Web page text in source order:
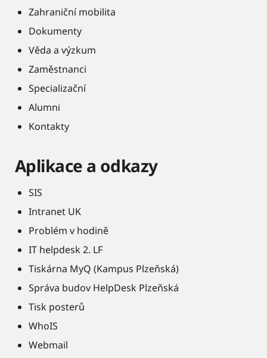
Zahraniční mobilita
Dokumenty
Věda a výzkum
Zaměstnanci
Specializační
Alumni
Kontakty
Aplikace a odkazy
SIS
Intranet UK
Problém v hodině
IT helpdesk 2. LF
Tiskárna MyQ (Kampus Plzeňská)
Správa budov HelpDesk Plzeňská
Tisk posterů
WhoIS
Webmail